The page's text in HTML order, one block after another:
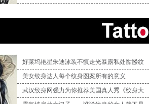
好莱坞艳星朱迪泳装不慎走光暴露私处骷髅纹
美女纹身达人每个纹身图案所有的意义
武汉纹身网强力为你推荐美国真人秀《纹身大